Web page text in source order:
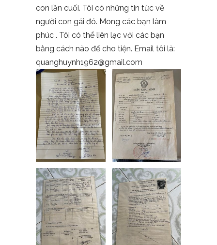
con lần cuối. Tôi có những tin tức về
người con gái đó. Mong các bạn làm
phúc . Tôi có thể liên lạc với các bạn
bằng cách nào để cho tiện. Email tôi là:
quanghuynh1962@gmail.com